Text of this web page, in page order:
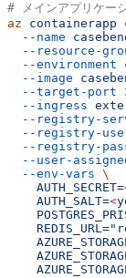
# メインアプリケー
az containerapp
  --name
--resource-
  --environment
  --image
  --target-port
  --ingress
--registry-
--registry-
--registry-
--user-
  --env-vars
\
    AUTH_SECRET=
    AUTH_SALT=
<